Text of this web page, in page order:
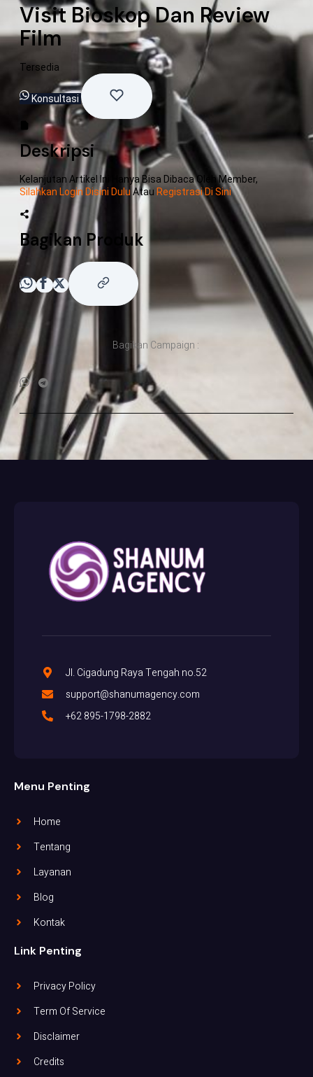
Visit Bioskop Dan Review
Film
Tersedia
Konsultasi
Deskripsi
Kelanjutan Artikel Ini Hanya Bisa Dibaca Oleh Member,
Silahkan Login Disini Dulu Atau Registrasi Di Sini
Bagikan Produk
Bagikan Campaign :
Jl. Cigadung Raya Tengah no.52
support@shanumagency.com
+62 895-1798-2882
Menu Penting
Home
Tentang
Layanan
Blog
Kontak
Link Penting
Privacy Policy
Term Of Service
Disclaimer
Credits